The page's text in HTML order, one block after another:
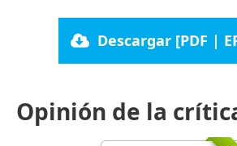
Descargar [PDF |
Opinión de la